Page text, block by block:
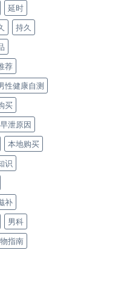
延时
持久
荐
性健康自测
买
早泄原因
本地购买
识
补
男科
指南